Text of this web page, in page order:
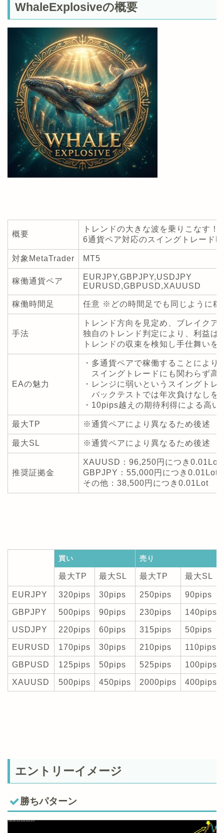
WhaleExplosiveの概要
概要
トレンドの大きな波を乗りこなす！
6通貨ペア対応のスイングトレード
対象MetaTrader MT5
稼働通貨ペア
EURJPY,GBPJPY,USDJPY
EURUSD,GBPUSD,XAUUSD
稼働時間足 任意 ※どの時間足でも同じように稼
手法
トレンド方向を見定め、ブレイク
独自のトレンド判定により、利益は
トレンドの収束を検知し手仕舞いを
EAの魅力
・多通貨ペアで稼働することにより
スイングトレードにも関わらず高
・レンジに弱いというスイングト
バックテストでは年次負けなしを
・10pips越えの期待利得による高い
最大TP ※通貨ペアにより異なるため後述
最大SL ※通貨ペアにより異なるため後述
推奨証拠金
XAUUSD：96,250円につき0.01Lot
GBPJPY：55,000円につき0.01Lot
その他：38,500円につき0.01Lot
買い 売り
最大TP 最大SL 最大TP 最大SL
EURJPY 320pips 30pips 250pips 90pips
GBPJPY 500pips 90pips 230pips 140pips
USDJPY 220pips 60pips 315pips 50pips
EURUSD 170pips 30pips 210pips 110pips
GBPUSD 125pips 50pips 525pips 100pips
XAUUSD 500pips 450pips 2000pips 400pips
エントリーイメージ
勝ちパターン